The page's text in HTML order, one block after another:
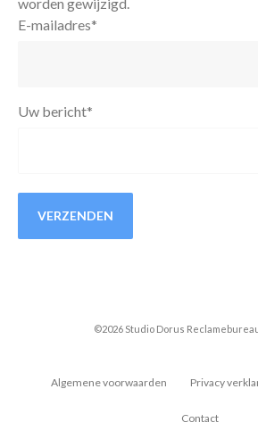
E-mailadres*
Uw bericht*
VERZENDEN
©2026 Studio Dorus
Algemene voorwaarden Privacy
Contact